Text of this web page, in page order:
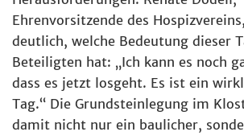
Ehrenvorsitzende des
deutlich, welche Bedeutung dieser
Beteiligten hat: „Ich kann es noch
dass es jetzt losgeht. Es ist ein
Tag.“ Die Grundsteinlegung im
damit nicht nur ein baulicher,